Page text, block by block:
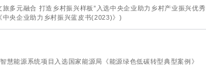
旅多元融合 打造乡村振兴样板”入选中央企业助力乡村产业振兴优秀
中央企业助力乡村振兴蓝皮书(2023)》)
慧能源系统项目入选国家能源局《能源绿色低碳转型典型案例》